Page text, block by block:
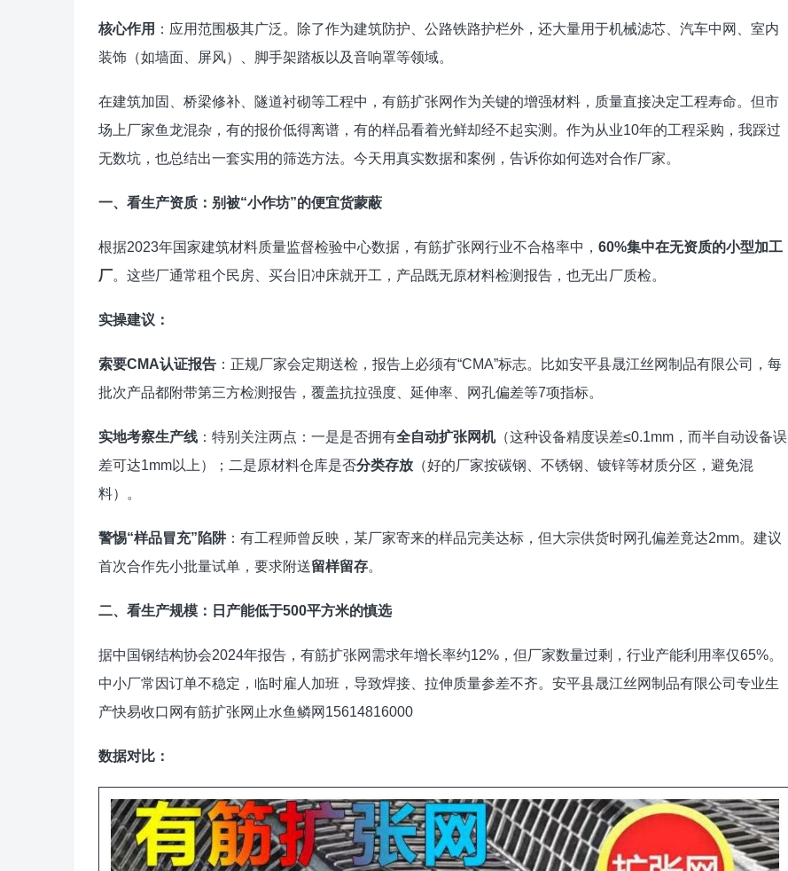
核心作用 ：应用范围极其广泛。除了作为建筑防护、公路铁路护栏外，还大量用于机械滤芯、汽车中网、室内
装饰（如墙面、屏风）、脚手架踏板以及音响罩等领域。
在建筑加固、桥梁修补、隧道衬砌等工程中，有筋扩张网作为关键的增强材料，质量直接决定工程寿命。但市
场上厂家鱼龙混杂，有的报价低得离谱，有的样品看着光鲜却经不起实测。作为从业10年的工程采购，我踩过
无数坑，也总结出一套实用的筛选方法。今天用真实数据和案例，告诉你如何选对合作厂家。
一、看生产资质：别被“小作坊”的便宜货蒙蔽
根据2023年国家建筑材料质量监督检验中心数据，有筋扩张网行业不合格率中， 60%集中在无资质的小型加工
厂。这些厂通常租个民房、买台旧冲床就开工，产品既无原材料检测报告，也无出厂质检。
实操建议：
索要CMA认证报告 ：正规厂家会定期送检，报告上必须有“CMA”标志。比如安平县晟江丝网制品有限公司，每
批次产品都附带第三方检测报告，覆盖抗拉强度、延伸率、网孔偏差等7项指标。
实地考察生产线 ：特别关注两点：一是是否拥有全自动扩张网机（这种设备精度误差≤0.1mm，而半自动设备误
差可达1mm以上）；二是原材料仓库是否分类存放 （好的厂家按碳钢、不锈钢、镀锌等材质分区，避免混
料）。
警惕“样品冒充”陷阱 ：有工程师曾反映，某厂家寄来的样品完美达标，但大宗供货时网孔偏差竟达2mm。建议
首次合作先小批量试单，要求附送留样留存。
二、看生产规模：日产能低于500平方米的慎选
据中国钢结构协会2024年报告，有筋扩张网需求年增长率约12%，但厂家数量过剩，行业产能利用率仅65%。
中小厂常因订单不稳定，临时雇人加班，导致焊接、拉伸质量参差不齐。安平县晟江丝网制品有限公司专业生
产快易收口网有筋扩张网止水鱼鳞网15614816000
数据对比：